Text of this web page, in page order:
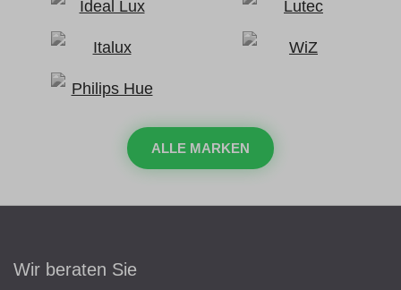
ALLE MARKEN
Wir beraten Sie